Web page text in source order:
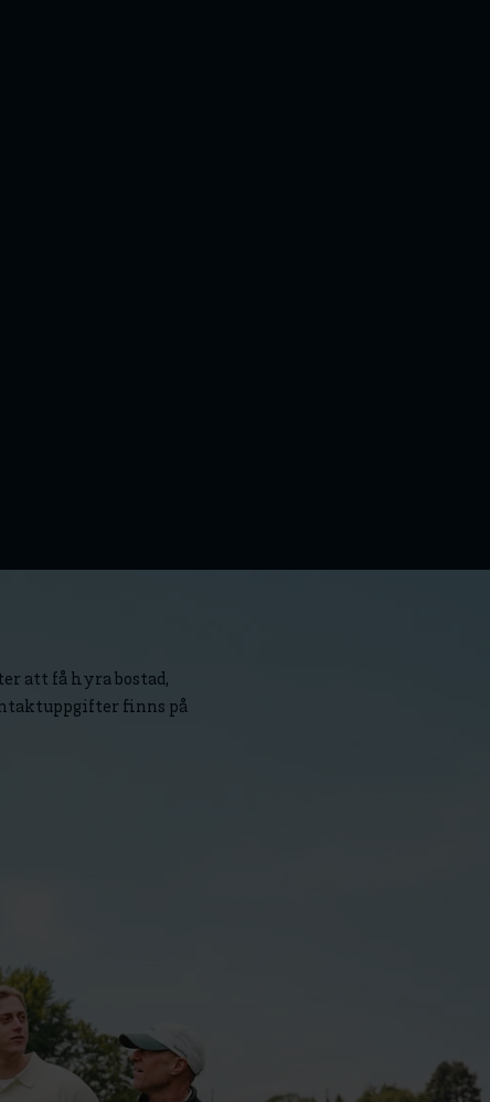
att få hyra bostad,
finns på
Vi höjer bonusen på golf, gör uttagen digitala